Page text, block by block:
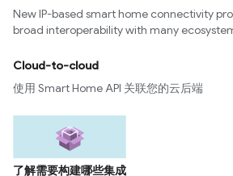
New IP-based smart home connectivity
broad interoperability with many
Cloud-to-cloud
使用 Smart Home API 关联您的云后端
了解需要构建哪些集成